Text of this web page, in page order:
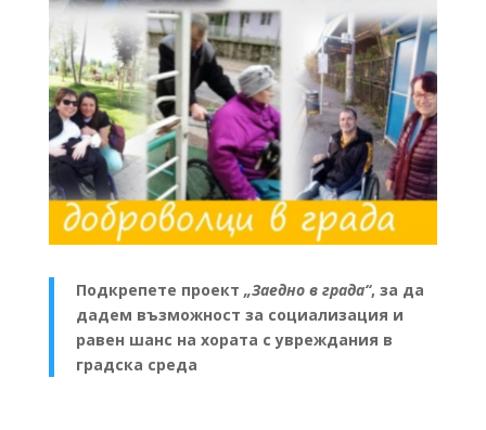
Подкрепете проект „Заедно в града“, за да
дадем възможност за социализация и
равен шанс на хората с увреждания в
градска среда